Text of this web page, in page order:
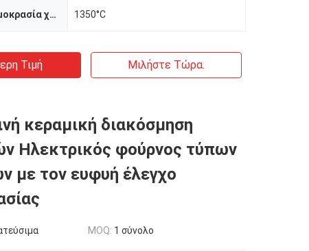
Μέγιστη θερμοκρασία χρήσης 1350°C
Τιμή Μιλήστε Τώρα.
κεραμική διακόσμηση
Ηλεκτρικός φούρνος τύπων
με τον ευφυή έλεγχο
MOQ: 1 σύνολο